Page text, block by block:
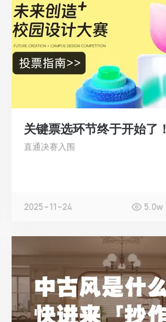
关键票选环节终于开始了！
直通决赛入围
2025-11-24 5.0w